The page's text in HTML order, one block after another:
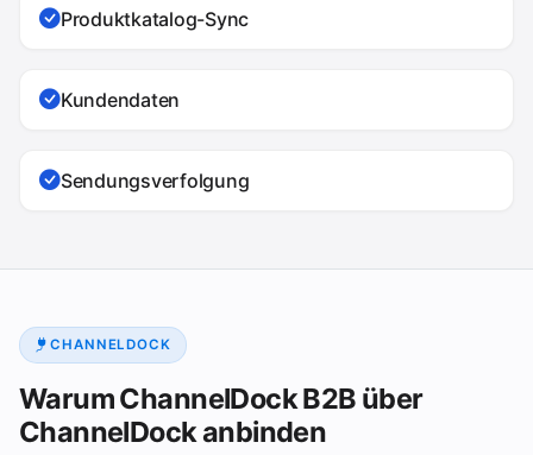
Produktkatalog-Sync
Kundendaten
Sendungsverfolgung
CHANNELDOCK
Warum ChannelDock B2B über
ChannelDock anbinden